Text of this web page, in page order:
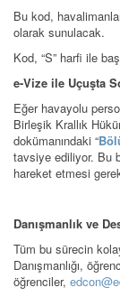
Bu kod,
olarak sunulacak.
Kod, “S” harfi ile
e-Vize ile Uçuşta
Eğer havayolu
Birleşik Krallık
dokümanındaki “
tavsiye ediliyor. Bu
hareket etmesi
Danışmanlık ve
Tüm bu sürecin
Danışmanlığı,
öğrenciler,